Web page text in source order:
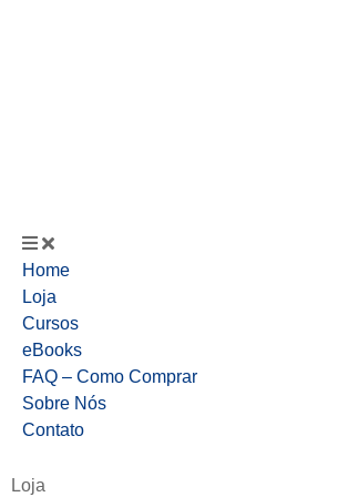
Home
Loja
Cursos
eBooks
FAQ – Como Comprar
Sobre Nós
Contato
Loja